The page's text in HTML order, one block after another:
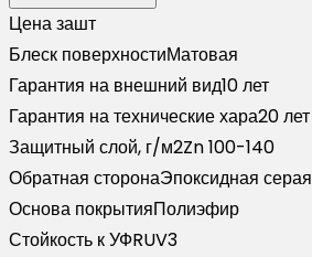
0,45
Drap
RAL
8004
терракота
(3м)
Цена зашт
Блеск поверхностиМатовая
Гарантия на внешний вид10 лет
Гарантия на технические хара20 лет
Защитный слой, г/м2Zn 100-140
Обратная сторонаЭпоксидная серая
Основа покрытияПолиэфир
Стойкость к УФRUV3